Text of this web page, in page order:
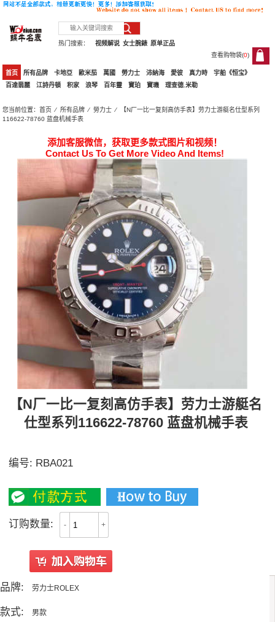
热门搜索： 原单正品
女士腕錶
视频解说
查看购物袋(0)
0
首页 所有品牌 卡地亞 歐米茄 萬國 勞力士 沛納海 愛彼 真力時
宇舶《恒宝》
百達翡麗
江詩丹頓 积家 浪琴 百年靈 寶珀 寶璣 理查德.米勒
您当前位置：首页 ⁄所有品牌 ⁄勞力士 ⁄ 【N厂一比一复刻高仿手表】劳力士游艇名仕型系列
116622-78760 蓝盘机械手表
添加客服微信，获取更多款式图片和视频！
Contact Us To Get More Video And Items!
【N厂一比一复刻高仿手表】劳力士游艇名
仕型系列116622-78760 蓝盘机械手表
编号: RBA021
订购数量: - +
品牌: 劳力士ROLEX
款式: 男款